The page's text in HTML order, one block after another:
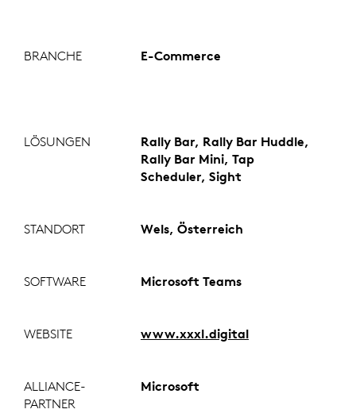
BRANCHE E-Commerce
LÖSUNGEN
Rally Bar, Rally Bar Huddle,
Rally Bar Mini, Tap
Scheduler, Sight
STANDORT Wels, Österreich
SOFTWARE Microsoft Teams
WEBSITE www.xxxl.digital
ALLIANCE-
PARTNER
Microsoft